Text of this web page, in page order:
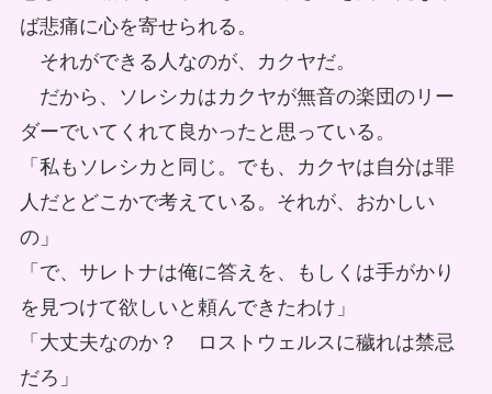
ば悲痛に心を寄せられる。
それができる人なのが、カクヤだ。
だから、ソレシカはカクヤが無音の楽団のリー
ダーでいてくれて良かったと思っている。
「私もソレシカと同じ。でも、カクヤは自分は罪
人だとどこかで考えている。それが、おかしい
の」
「で、サレトナは俺に答えを、もしくは手がかり
を見つけて欲しいと頼んできたわけ」
「大丈夫なのか？ ロストウェルスに穢れは禁忌
だろ」